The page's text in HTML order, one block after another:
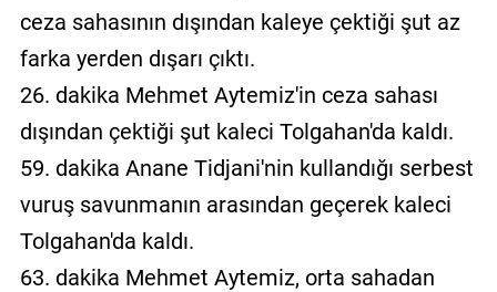
Kullanıcı
Sözleşmesi
ceza sahasının dışından kaleye çektiği şut az
farka yerden dışarı çıktı.
26. dakika Mehmet Aytemiz'in ceza sahası
dışından çektiği şut kaleci Tolgahan'da kaldı.
59. dakika Anane Tidjani'nin kullandığı serbest
vuruş savunmanın arasından geçerek kaleci
Tolgahan'da kaldı.
63. dakika Mehmet Aytemiz, orta sahadan